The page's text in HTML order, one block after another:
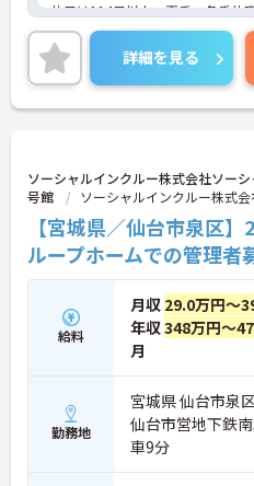
休日は114日以上、夏季・冬季休
度もしっかり整っており、プライ
可能。これまでのご経験を活かし
を築きたい方、ぜひご応募くださ
まで、幅広い年代の方が活躍でき
味のある方は詳細等をお伝えしま
詳細を見る
ソーシャルインクルー株式会社ソー
号館
ソーシャルインクルー株式会
【宮城県／仙台市泉区
ループホームでの管理者
給料
月収 29.0万円～
年収348万円～
月
勤務地
宮城県 仙台市泉
仙台市営地下鉄
車9分